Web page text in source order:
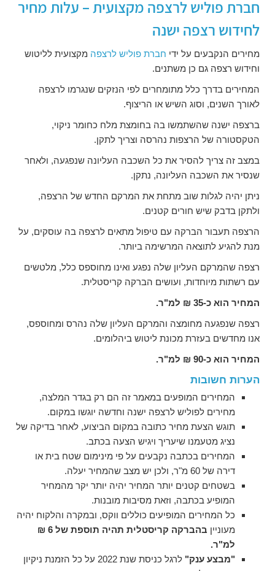
חברת פוליש לרצפה מקצועית – עלות מחיר
לחידוש רצפה ישנה
מחירים הנקבעים על ידי חברת פוליש לרצפה מקצועית לליטוש
וחידוש רצפה גם כן משתנים.
המחירים בדרך כלל מתומחרים לפי הנזקים שנגרמו לרצפה
לאורך השנים, וסוג השיש או הריצוף.
ברצפה ישנה שהשתמשו בה בחומצת מלח כחומר ניקוי,
הטקסטורה של הרצפות נהרסה וצריך לתקן.
במצב זה צריך להסיר את כל השכבה העליונה שנפגעה, ולאחר
שנסיר את השכבה העליונה, נתקן.
ניתן יהיה לגלות שוב מתחת את המרקם החדש של הרצפה,
ולתקן בדבק שיש חורים קטנים.
הרצפה תעבור הברקה עם טיפול מתאים לרצפה בה עוסקים, על
מנת להגיע לתוצאה המרשימה ביותר.
רצפה שהמרקם העליון שלה נפגע ואינו מחוספס כלל, מלטשים
עם רשתות מיוחדות, ועושים הברקה קריסטלית.
המחיר הוא כ-35 ₪ למ"ר.
רצפה שנפגעה מחומצה והמרקם העליון שלה נהרס ומחוספס,
אנו מחדשים בעזרת מכונת ליטוש ביהלומים.
המחיר הוא כ-90 ₪ למ"ר.
הערות חשובות
המחירים המופעים במאמר זה הם רק בגדר המלצה,
מחירים לפוליש לרצפה ישנה וחדשה יוגשו במקום.
תוגש הצעת מחיר כתובה במקום הביצוע, לאחר בדיקה של
נציג מטעמנו שיעריך ויגיש הצעה בכתב.
המחירים בכתבה נקבעים על פי מינימום שטח בית או
דירה של 60 מ"ר, ולכן יש מצב שהמחיר יעלה.
בשטחים קטנים יותר המחיר יהיה יותר יקר מהמחיר
המופיע בכתבה, וזאת מסיבות מובנות.
כל המחירים המופיעים כוללים ווקס, ובמקרה והלקוח יהיה
מעוניין
בהברקה קריסטלית תהיה תוספת של 6 ₪
למ"ר.
"מבצע ענק"
לרגל כניסת שנת 2022 על כל הזמנת ניקיון